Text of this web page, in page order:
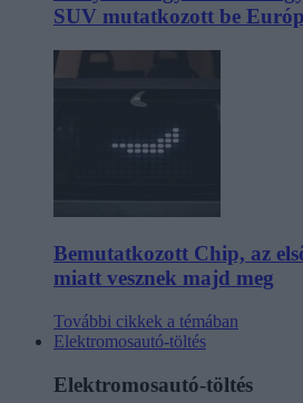
SUV mutatkozott be
Bemutatkozott Chip, az
miatt vesznek majd meg
További cikkek a témában
Elektromosautó-töltés
Elektromosautó-töltés